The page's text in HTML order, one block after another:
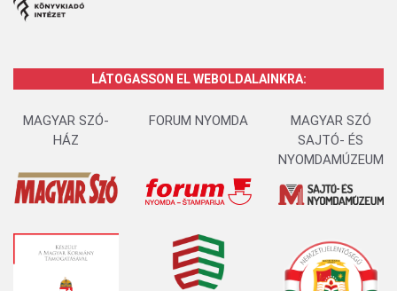
LÁTOGASSON EL WEBOLDALAINKRA:
MAGYAR SZÓ-
HÁZ
FORUM NYOMDA
MAGYAR SZÓ
SAJTÓ- ÉS
NYOMDAMÚZEUM